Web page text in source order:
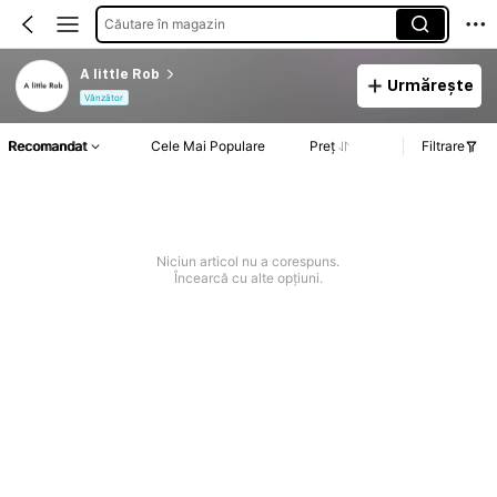
Căutare în magazin
A little Rob
Vânzător
Urmărește
Recomandat Cele Mai Populare Preț Filtrare
Niciun articol nu a corespuns.
Încearcă cu alte opțiuni.